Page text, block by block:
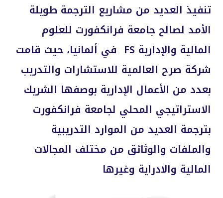
تنفيذ العديد من مشاريع الترجمة طويلة
الأمد لصالح جامعة فرانكفورت للعلوم
المالية والإدارية FS في ألمانيا، حيث قامت
شركة صرح العالمية للاستشارات والتدريب
بعدد من الأعمال الإدارية بوصفها الشريك
الاستراتيجي المحلي لجامعة فرانكفورت
بترجمة العديد من الموارد التدريبية
والملفات والوثائق من مختلف المجالات
المالية والادراية وغيرها